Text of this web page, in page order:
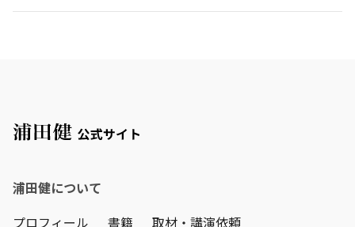
浦田健について
プロフィール
書籍 取材・講演依頼